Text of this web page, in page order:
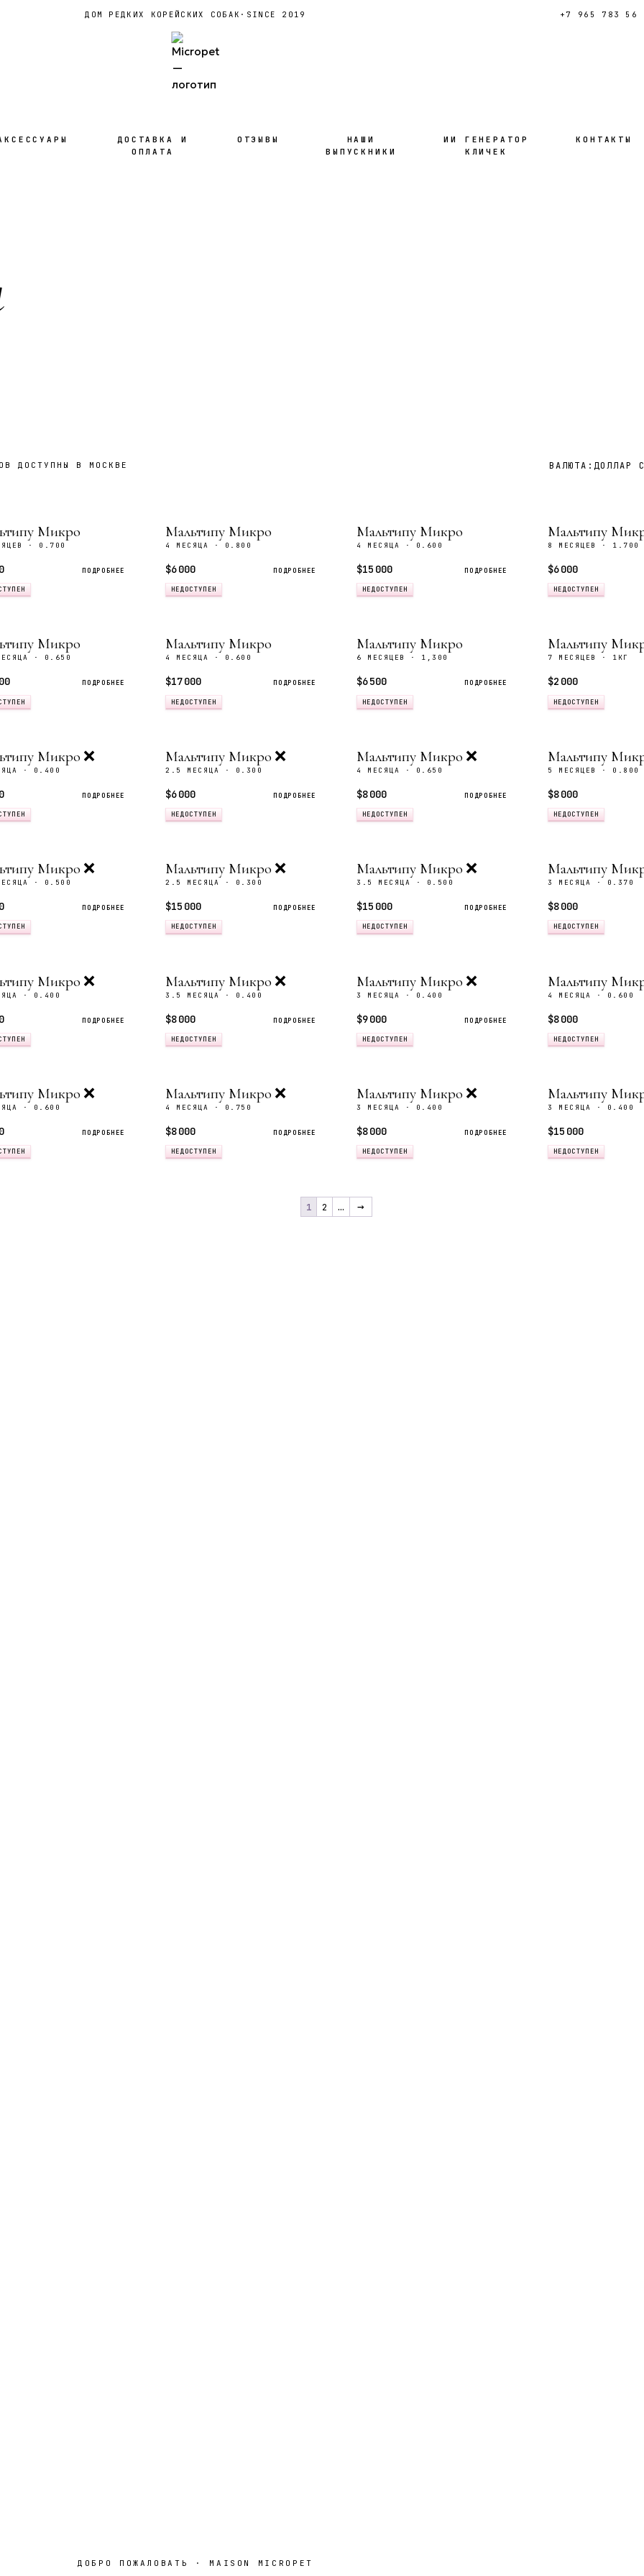
ДОМ РЕДКИХ КОРЕЙСКИХ СОБАК · SINCE 2019 +7 965 783 56
ДОСТАВКА И
ОПЛАТА
ОТЗЫВЫ
НАШИ
ВЫПУСКНИКИ
ИИ ГЕНЕРАТОР
КЛИЧЕК
КОНТАКТЫ
ДОСТУПНЫ В МОСКВЕ ВАЛЮТА:ДОЛЛАР
Микро
· 0.700
ПОДРОБНЕЕ
Мальтипу Микро
4 МЕСЯЦА · 0.800
$6 000 ПОДРОБНЕЕ
НЕДОСТУПЕН
Мальтипу Микро
4 МЕСЯЦА · 0.600
$15 000 ПОДРОБНЕЕ
НЕДОСТУПЕН
Мальтипу
8 МЕСЯЦЕВ · 1.700
$6 000
НЕДОСТУПЕН
Микро
· 0.650
ПОДРОБНЕЕ
Мальтипу Микро
4 МЕСЯЦА · 0.600
$17 000 ПОДРОБНЕЕ
НЕДОСТУПЕН
Мальтипу Микро
6 МЕСЯЦЕВ · 1,300
$6 500 ПОДРОБНЕЕ
НЕДОСТУПЕН
Мальтипу
7 МЕСЯЦЕВ · 1КГ
$2 000
НЕДОСТУПЕН
Микро ❌
· 0.400
ПОДРОБНЕЕ
Мальтипу Микро ❌
2.5 МЕСЯЦА · 0.300
$6 000 ПОДРОБНЕЕ
НЕДОСТУПЕН
Мальтипу Микро ❌
4 МЕСЯЦА · 0.650
$8 000 ПОДРОБНЕЕ
НЕДОСТУПЕН
Мальтипу
5 МЕСЯЦЕВ · 0.800
$8 000
НЕДОСТУПЕН
Микро ❌
· 0.500
ПОДРОБНЕЕ
Мальтипу Микро ❌
2.5 МЕСЯЦА · 0.300
$15 000 ПОДРОБНЕЕ
НЕДОСТУПЕН
Мальтипу Микро ❌
3.5 МЕСЯЦА · 0.500
$15 000 ПОДРОБНЕЕ
НЕДОСТУПЕН
Мальтипу
3 МЕСЯЦА · 0.370
$8 000
НЕДОСТУПЕН
Микро ❌
· 0.400
ПОДРОБНЕЕ
Мальтипу Микро ❌️
3.5 МЕСЯЦА · 0.400
$8 000 ПОДРОБНЕЕ
НЕДОСТУПЕН
Мальтипу Микро ❌️
3 МЕСЯЦА · 0.400
$9 000 ПОДРОБНЕЕ
НЕДОСТУПЕН
Мальтипу
4 МЕСЯЦА · 0.600
$8 000
НЕДОСТУПЕН
Микро ❌
· 0.600
ПОДРОБНЕЕ
Мальтипу Микро ❌
4 МЕСЯЦА · 0.750
$8 000 ПОДРОБНЕЕ
НЕДОСТУПЕН
Мальтипу Микро ❌
3 МЕСЯЦА · 0.400
$8 000 ПОДРОБНЕЕ
НЕДОСТУПЕН
Мальтипу
3 МЕСЯЦА · 0.400
$15 000
НЕДОСТУПЕН
1 2 … →
ДОБРО ПОЖАЛОВАТЬ · MAISON MICROPET